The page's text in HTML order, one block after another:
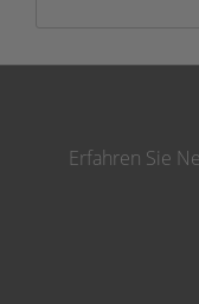
Erfahren Sie